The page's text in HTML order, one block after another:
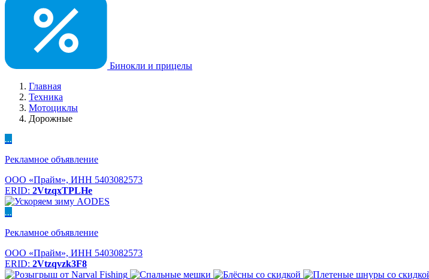
Бинокли и прицелы
Главная
Техника
Мотоциклы
Дорожные
...
Рекламное объявление
ООО «Прайм», ИНН 5403082573
ERID: 2VtzqxTPLHe
...
Рекламное объявление
ООО «Прайм», ИНН 5403082573
ERID: 2Vtzqvzk3F8